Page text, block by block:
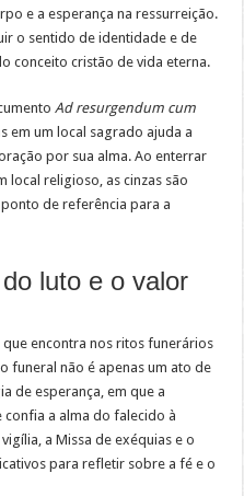
e a esperança na ressurreição.
o sentido de identidade e de
conceito cristão de vida eterna.
Ad resurgendum cum
em um local sagrado ajuda a
por sua alma. Ao enterrar
local religioso, as cinzas são
de referência para a
luto e o valor
encontra nos ritos funerários
funeral não é apenas um ato de
de esperança, em que a
a alma do falecido à
a Missa de exéquias e o
para refletir sobre a fé e o